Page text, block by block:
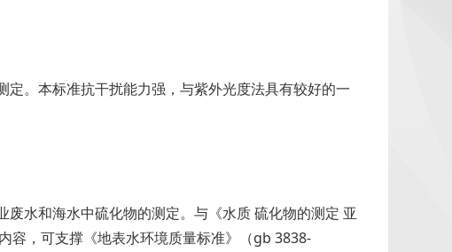
定。本标准抗干扰能力强，与紫外光度法具有较好的一
水和海水中硫化物的测定。与《水质 硫化物的测定 亚
容，可支撑《地表水环境质量标准》（gb 3838-